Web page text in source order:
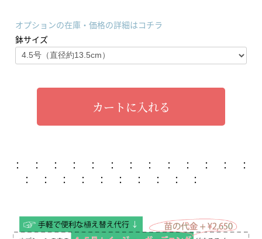
オプションの在庫・価格の詳細はコチラ
鉢サイズ
カートに入れる
： ： ： ： ： ： ： ： ： ： ： ： ：
： ： ： ： ： ： ： ： ： ：